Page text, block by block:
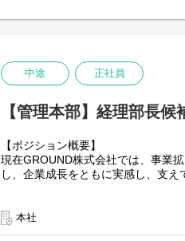
フロントエンド: JavaScript, Vue.js
◆インフラ・データベース（AWS）
コンピューティング: Amazon EC2,
ストレージ: Amazon S3
データベース: Amazon RDS /
◆チーム開発ツール
プロジェクト管理: JIRA
【ミッション】
当チームは「GWES」のプロダクト
ることで現場のオペレーションに深
中途 正社員
【管理本部】経理部長候
【ポジション概要】
現在GROUND株式会社では、事業
し、企業成長をともに実感し、支え
らわれずに、積極的に手を動かし、
※本ポジションは、本社への急な出
本社